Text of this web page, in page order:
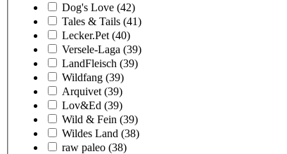
Dog's Love (42)
Tales & Tails (41)
Lecker.Pet (40)
Versele-Laga (39)
LandFleisch (39)
Wildfang (39)
Arquivet (39)
Lov&Ed (39)
Wild & Fein (39)
Wildes Land (38)
raw paleo (38)